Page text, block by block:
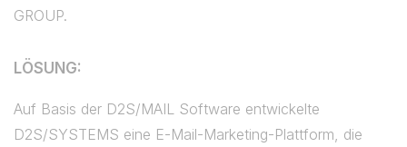
GROUP.
LÖSUNG:
Auf Basis der D2S/MAIL Software entwickelte
D2S/SYSTEMS eine E-Mail-Marketing-Plattform, die